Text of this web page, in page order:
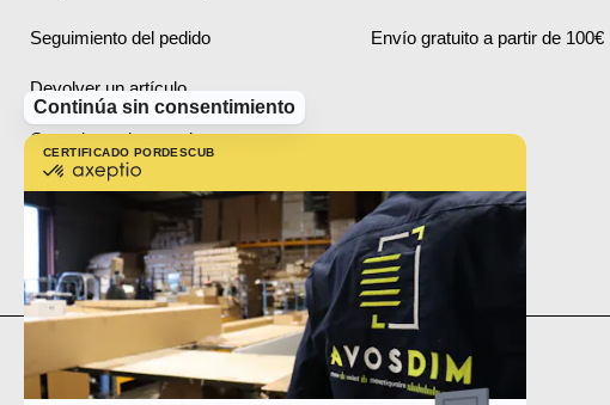
CERTIFICADO PORDESCUBRE MÁS SOBRE
Axeptio
-
Más
información
sobre
Axeptio
Continúa sin consentimiento
Seguimiento del pedido
Devolver un artículo
Consejos sobre productos
Informaciones prácticas
Mapa del sitio
Envío gratuito a partir de 100€